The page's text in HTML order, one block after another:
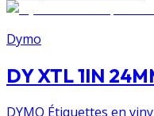
Dymo
DY XTL 1IN
DYMO Étiquettes en